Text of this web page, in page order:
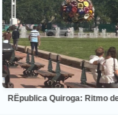
Quiroga: Ritmo de